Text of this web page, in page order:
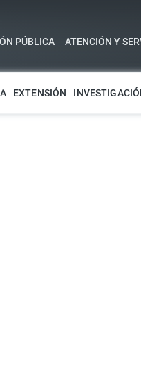
PÚBLICA ATENCIÓN Y
EXTENSIÓN